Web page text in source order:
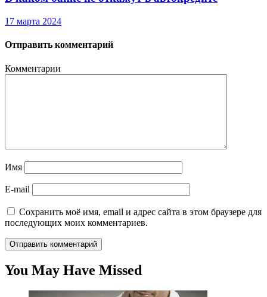
17 марта 2024
Отправить комментарий
Комментарии
Имя
E-mail
Сохранить моё имя, email и адрес сайта в этом браузере для
последующих моих комментариев.
You May Have Missed